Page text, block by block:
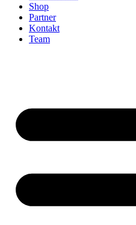
Shop
Partner
Kontakt
Team